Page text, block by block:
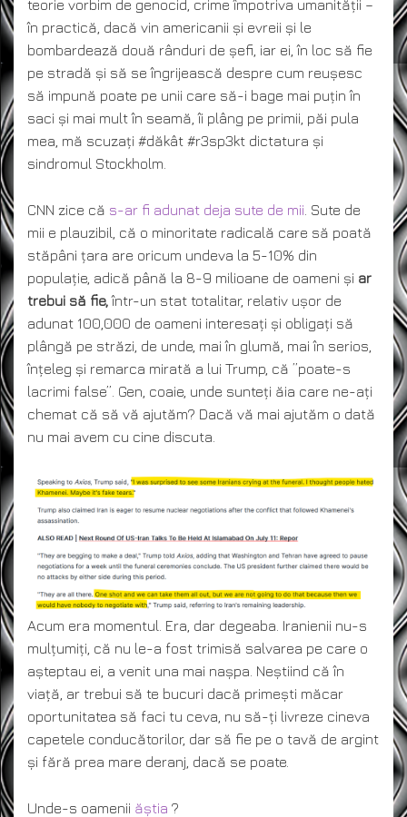
teorie vorbim de genocid, crime împotriva umanității –
în practică, dacă vin americanii și evreii și le
bombardează două rânduri de șefi, iar ei, în loc să fie
pe stradă și să se îngrijească despre cum reușesc
să impună poate pe unii care să-i bage mai puțin în
saci și mai mult în seamă, îi plâng pe primii, păi pula
mea, mă scuzați #dăkât #r3sp3kt dictatura și
sindromul Stockholm.
CNN zice că s-ar fi adunat deja sute de mii . Sute de
mii e plauzibil, că o minoritate radicală care să poată
stăpâni țara are oricum undeva la 5-10% din
populație, adică până la 8-9 milioane de oameni și ar
trebui să fie,într-un stat totalitar, relativ ușor de
adunat 100,000 de oameni interesați și obligați să
plângă pe străzi, de unde, mai în glumă, mai în serios,
înțeleg și remarca mirată a lui Trump, că ”poate-s
lacrimi false”. Gen, coaie, unde sunteți ăia care ne-ați
chemat că să vă ajutăm? Dacă vă mai ajutăm o dată
nu mai avem cu cine discuta.
Acum era momentul. Era, dar degeaba. Iranienii nu-s
mulțumiți, că nu le-a fost trimisă salvarea pe care o
așteptau ei, a venit una mai nașpa. Neștiind că în
viață, ar trebui să te bucuri dacă primești măcar
oportunitatea să faci tu ceva, nu să-ți livreze cineva
capetele conducătorilor, dar să fie pe o tavă de argint
și fără prea mare deranj, dacă se poate.
Unde-s oamenii ăștia ?